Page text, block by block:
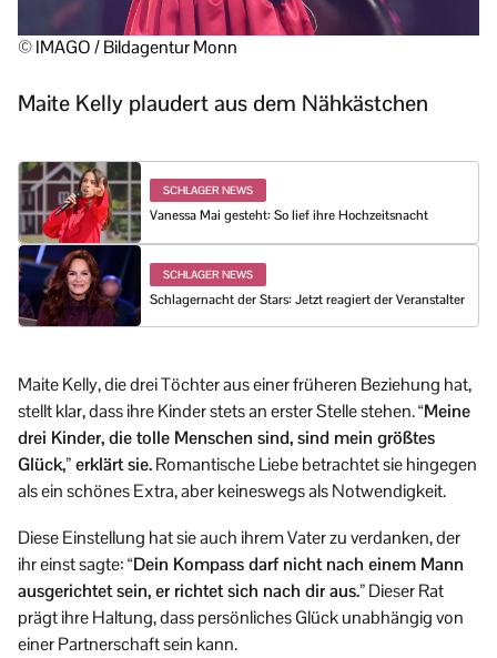
© IMAGO / Bildagentur Monn
Maite Kelly plaudert aus dem Nähkästchen
SCHLAGER NEWS
Vanessa Mai gesteht: So lief ihre Hochzeitsnacht
SCHLAGER NEWS
Schlagernacht der Stars: Jetzt reagiert der Veranstalter
Maite Kelly, die drei Töchter aus einer früheren Beziehung hat,
stellt klar, dass ihre Kinder stets an erster Stelle stehen.“Meine
drei Kinder, die tolle Menschen sind, sind mein größtes
Glück,” erklärt sie.Romantische Liebe betrachtet sie hingegen
als ein schönes Extra, aber keineswegs als Notwendigkeit.
Diese Einstellung hat sie auch ihrem Vater zu verdanken, der
ihr einst sagte:“Dein Kompass darf nicht nach einem Mann
ausgerichtet sein, er richtet sich nach dir aus.”Dieser Rat
prägt ihre Haltung, dass persönliches Glück unabhängig von
einer Partnerschaft sein kann.